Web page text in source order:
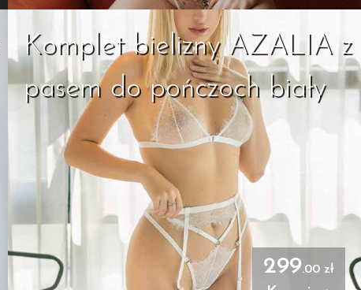
Komplet bielizny AZALIA z
pasem do pończoch biały
299.00 zł